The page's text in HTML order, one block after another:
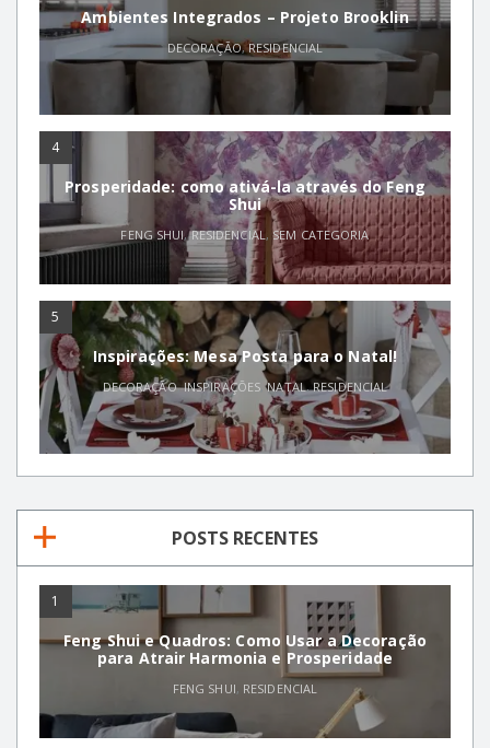
Ambientes Integrados – Projeto Brooklin
DECORAÇÃO,RESIDENCIAL
4
Prosperidade: como ativá-la através do Feng
Shui
FENG SHUI,RESIDENCIAL ,SEM CATEGORIA
5
Inspirações: Mesa Posta para o Natal!
DECORAÇÃO,INSPIRAÇÕES ,NATAL,RESIDENCIAL
POSTS RECENTES
1
Feng Shui e Quadros: Como Usar a Decoração
para Atrair Harmonia e Prosperidade
FENG SHUI, RESIDENCIAL